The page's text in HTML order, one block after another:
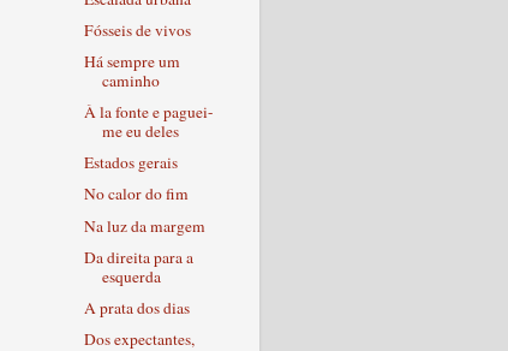
Fósseis de vivos
Há sempre um
caminho
À la fonte e paguei-
me eu deles
Estados gerais
No calor do fim
Na luz da margem
Da direita para a
esquerda
A prata dos dias
Dos expectantes,